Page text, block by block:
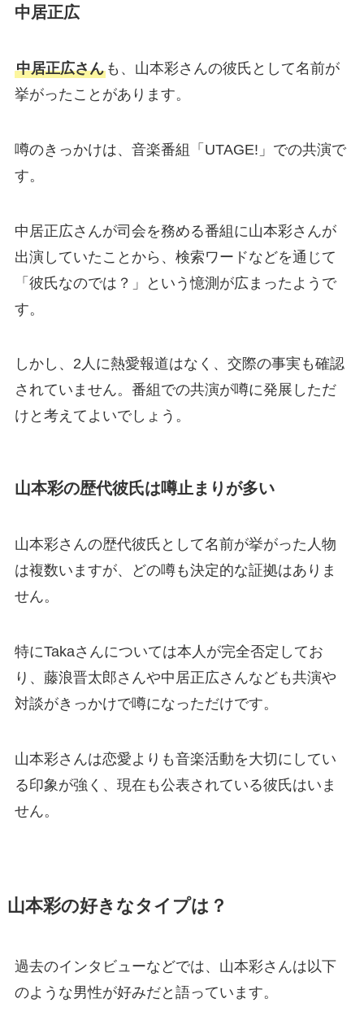
中居正広
中居正広さんも、山本彩さんの彼氏として名前が
挙がったことがあります。
噂のきっかけは、音楽番組「UTAGE!」での共演で
す。
中居正広さんが司会を務める番組に山本彩さんが
出演していたことから、検索ワードなどを通じて
「彼氏なのでは？」という憶測が広まったようで
す。
しかし、2人に熱愛報道はなく、交際の事実も確認
されていません。番組での共演が噂に発展しただ
けと考えてよいでしょう。
山本彩の歴代彼氏は噂止まりが多い
山本彩さんの歴代彼氏として名前が挙がった人物
は複数いますが、どの噂も決定的な証拠はありま
せん。
特にTakaさんについては本人が完全否定してお
り、藤浪晋太郎さんや中居正広さんなども共演や
対談がきっかけで噂になっただけです。
山本彩さんは恋愛よりも音楽活動を大切にしてい
る印象が強く、現在も公表されている彼氏はいま
せん。
山本彩の好きなタイプは？
過去のインタビューなどでは、山本彩さんは以下
のような男性が好みだと語っています。